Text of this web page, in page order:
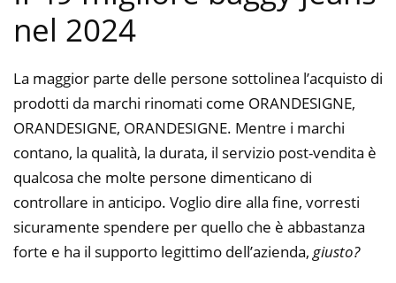
nel 2024
La maggior parte delle persone sottolinea l’acquisto di
prodotti da marchi rinomati come ORANDESIGNE,
ORANDESIGNE, ORANDESIGNE. Mentre i marchi
contano, la qualità, la durata, il servizio post-vendita è
qualcosa che molte persone dimenticano di
controllare in anticipo. Voglio dire alla fine, vorresti
sicuramente spendere per quello che è abbastanza
forte e ha il supporto legittimo dell’azienda, giusto?